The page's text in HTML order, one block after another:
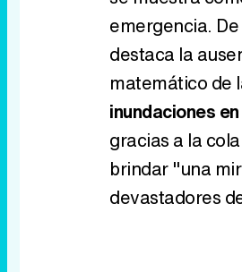
emergencia.
destaca la
matemático de
inundaciones
gracias a la
brindar "una
devastadores